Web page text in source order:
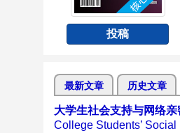
投稿
最新文章 历史文章
大学生社会支持与网络
College Students’